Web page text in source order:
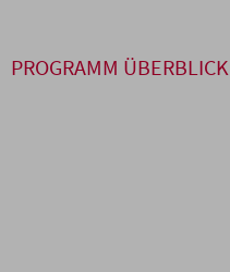
PROGRAMM ÜBERBLICK